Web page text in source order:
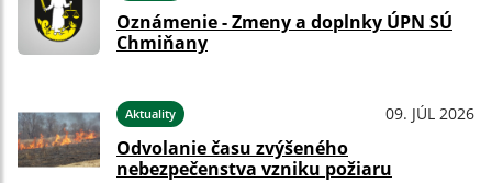
Oznámenie - Zmeny a doplnky ÚPN SÚ
Chmiňany
Aktuality 09. JÚL 2026
Odvolanie času zvýšeného
nebezpečenstva vzniku požiaru